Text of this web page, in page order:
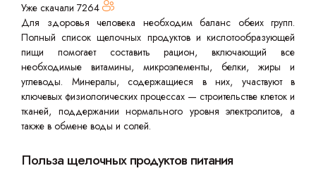
Уже скачали 7264
Для здоровья человека необходим баланс обеих групп.
Полный список щелочных продуктов и кислотообразующей
пищи помогает составить рацион, включающий все
необходимые витамины, микроэлементы, белки, жиры и
углеводы. Минералы, содержащиеся в них, участвуют в
ключевых физиологических процессах — строительстве клеток и
тканей, поддержании нормального уровня электролитов, а
также в обмене воды и солей.
Польза щелочных продуктов питания